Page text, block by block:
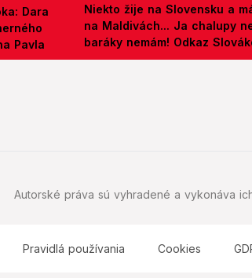
Dara
Pavla
Niekto žije na Slovensku a
na Maldivách... Ja chalupy
baráky nemám! Odkaz
Autorské práva sú vyhradené a vykonáva
Pravidlá používania Cookies